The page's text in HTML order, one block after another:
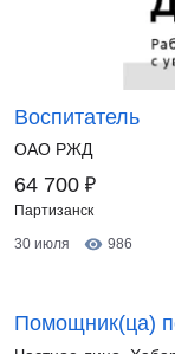
Воспитатель
ОАО РЖД
64 700 ₽
Партизанск
30 июля
986
Помощник(ца)